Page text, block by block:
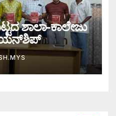
ಶಾಲಾ-ಕಾಲೇಜು